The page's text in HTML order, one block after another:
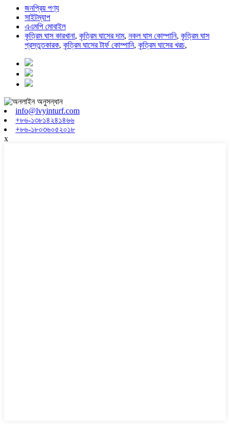
জনপ্রিয় পণ্য
সাইটম্যাপ
এএমপি মোবাইল
কৃত্রিম ঘাস কারখানা, কৃত্রিম ঘাসের দাম, নকল ঘাস কোম্পানি, কৃত্রিম ঘাস
প্রস্তুতকারক, কৃত্রিম ঘাসের টার্ফ কোম্পানি, কৃত্রিম ঘাসের খরচ,
info@lvyinturf.com
+৮৬-১৩৮১৪২৪১৪৬৬
+৮৬-১৮০৩৬০৫২০১৮
x